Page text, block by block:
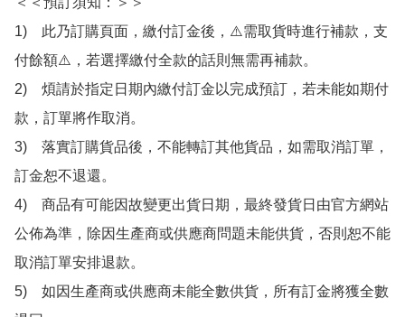
1)　此乃訂購頁面，繳付訂金後，⚠️需取貨時進行補款，支
付餘額⚠️，若選擇繳付全款的話則無需再補款。
2)　煩請於指定日期內繳付訂金以完成預訂，若未能如期付
款，訂單將作取消。
3)　落實訂購貨品後，不能轉訂其他貨品，如需取消訂單，
訂金恕不退還。
4)　商品有可能因故變更出貨日期，最終發貨日由官方網站
公佈為準，除因生產商或供應商問題未能供貨，否則恕不能
取消訂單安排退款。
5)　如因生產商或供應商未能全數供貨，所有訂金將獲全數